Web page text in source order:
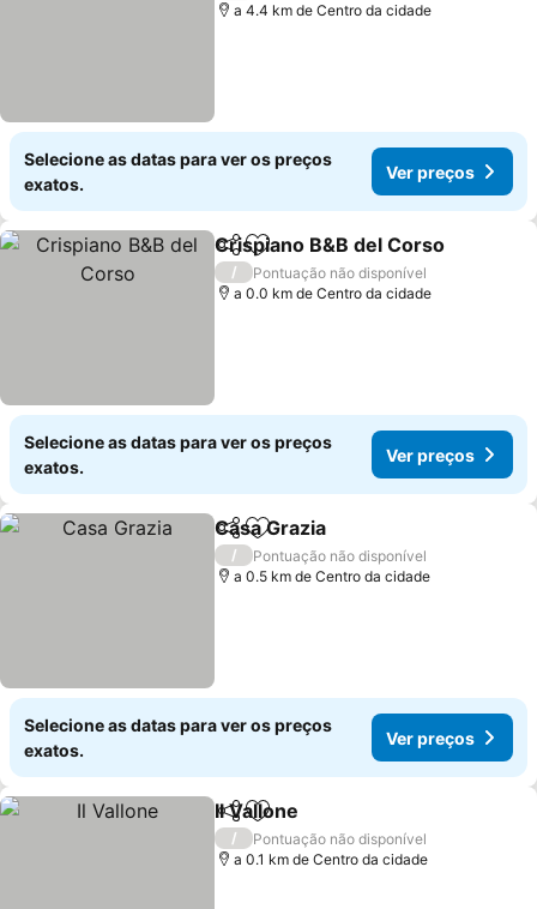
a 4.4 km de Centro da cidade
Selecione as datas para ver os preços
exatos.
Ver preços
PartilharAdicionar aos favoritos
Crispiano B&B del Corso
/
Pontuação não disponível
a 0.0 km de Centro da cidade
Selecione as datas para ver os preços
exatos.
Ver preços
PartilharAdicionar aos favoritos
Casa Grazia
/
Pontuação não disponível
a 0.5 km de Centro da cidade
Selecione as datas para ver os preços
exatos.
Ver preços
PartilharAdicionar aos favoritos
Il Vallone
/
Pontuação não disponível
a 0.1 km de Centro da cidade